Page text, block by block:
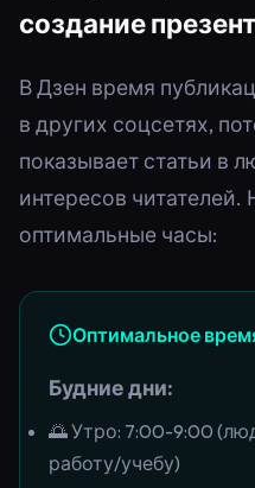
создание
В Дзен время
в других соцсетях,
показывает статьи в
интересов читателей.
оптимальные часы:
Оптимальное
Будние дни:
🌅 Утро: 7:00-9:00
работу/учебу)